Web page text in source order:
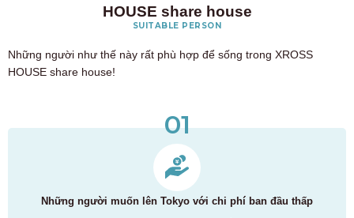
HOUSE share house
SUITABLE PERSON
Những người như thế này rất phù hợp để sống trong XROSS
HOUSE share house!
01
Những người muốn lên Tokyo với chi phí ban đầu thấp